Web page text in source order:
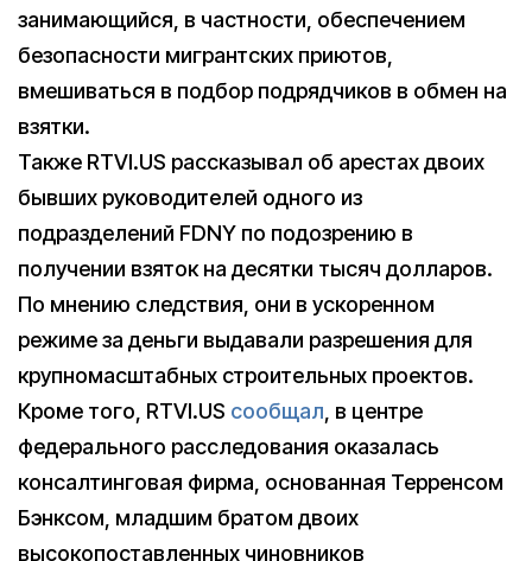
занимающийся, в частности, обеспечением
безопасности мигрантских приютов,
вмешиваться в подбор подрядчиков в обмен на
взятки.
Также RTVI.US рассказывал об арестах двоих
бывших руководителей одного из
подразделений FDNY по подозрению в
получении взяток на десятки тысяч долларов.
По мнению следствия, они в ускоренном
режиме за деньги выдавали разрешения для
крупномасштабных строительных проектов.
Кроме того, RTVI.US сообщал, в центре
федерального расследования оказалась
консалтинговая фирма, основанная Терренсом
Бэнксом, младшим братом двоих
высокопоставленных чиновников